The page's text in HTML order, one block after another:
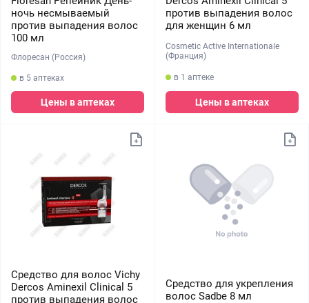
ночь несмываемый
против выпадения волос
100 мл
Флоресан (Россия)
в 5 аптеках
Цены в аптеках
против выпадения волос
для женщин 6 мл
Cosmetic Active Internationale
(Франция)
в 1 аптеке
Цены в аптеках
Средство для волос Vichy
Dercos Aminexil Clinical 5
против выпадения волос
Средство для укрепления
волос Sadbe 8 мл